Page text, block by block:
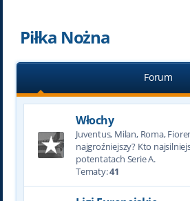
Piłka Nożna
Forum
Włochy
Juventus, Milan, Roma,
najgroźniejszy? Kto
potentatach Serie A.
Tematy:41